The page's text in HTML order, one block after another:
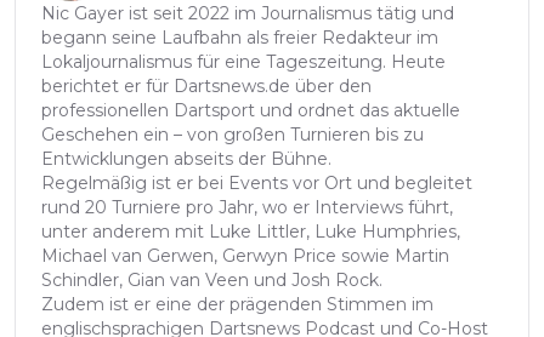
Nic Gayer ist seit 2022 im Journalismus tätig und
begann seine Laufbahn als freier Redakteur im
Lokaljournalismus für eine Tageszeitung. Heute
berichtet er für Dartsnews.de über den
professionellen Dartsport und ordnet das aktuelle
Geschehen ein – von großen Turnieren bis zu
Entwicklungen abseits der Bühne.
Regelmäßig ist er bei Events vor Ort und begleitet
rund 20 Turniere pro Jahr, wo er Interviews führt,
unter anderem mit Luke Littler, Luke Humphries,
Michael van Gerwen, Gerwyn Price sowie Martin
Schindler, Gian van Veen und Josh Rock.
Zudem ist er eine der prägenden Stimmen im
englischsprachigen Dartsnews Podcast und Co-Host